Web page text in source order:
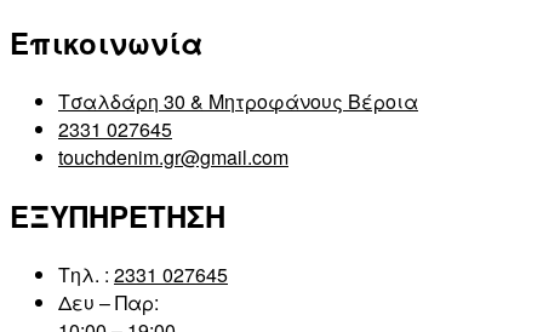
Επικοινωνία
Τσαλδάρη 30 & Μητροφάνους Βέροια
2331 027645
touchdenim.gr@gmail.com
ΕΞΥΠΗΡΕΤΗΣΗ
Τηλ. : 2331 027645
Δευ – Παρ: